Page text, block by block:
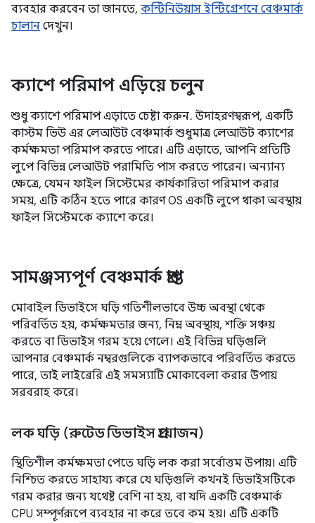
ব্যবহার করবেন তা জানতে, কন্টিনিউয়াস ইন্টিগ্রেশনে বেঞ্চমার্ক
চালান দেখুন।
ক্যাশে পরিমাপ এড়িয়ে চলুন
শুধু ক্যাশে পরিমাপ এড়াতে চেষ্টা করুন. উদাহরণস্বরূপ, একটি
কাস্টম ভিউ এর লেআউট বেঞ্চমার্ক শুধুমাত্র লেআউট ক্যাশের
কর্মক্ষমতা পরিমাপ করতে পারে। এটি এড়াতে, আপনি প্রতিটি
লুপে বিভিন্ন লেআউট পরামিতি পাস করতে পারেন। অন্যান্য
ক্ষেত্রে, যেমন ফাইল সিস্টেমের কার্যকারিতা পরিমাপ করার
সময়, এটি কঠিন হতে পারে কারণ OS একটি লুপে থাকা অবস্থায়
ফাইল সিস্টেমকে ক্যাশে করে।
সামঞ্জস্যপূর্ণ বেঞ্চমার্ক প্রাপ্ত
মোবাইল ডিভাইসে ঘড়ি গতিশীলভাবে উচ্চ অবস্থা থেকে
পরিবর্তিত হয়, কর্মক্ষমতার জন্য, নিম্ন অবস্থায়, শক্তি সঞ্চয়
করতে বা ডিভাইস গরম হয়ে গেলে। এই বিভিন্ন ঘড়িগুলি
আপনার বেঞ্চমার্ক নম্বরগুলিকে ব্যাপকভাবে পরিবর্তিত করতে
পারে, তাই লাইব্রেরি এই সমস্যাটি মোকাবেলা করার উপায়
সরবরাহ করে।
লক ঘড়ি (রুটেড ডিভাইস প্রয়োজন)
স্থিতিশীল কর্মক্ষমতা পেতে ঘড়ি লক করা সর্বোত্তম উপায়। এটি
নিশ্চিত করতে সাহায্য করে যে ঘড়িগুলি কখনই ডিভাইসটিকে
গরম করার জন্য যথেষ্ট বেশি না হয়, বা যদি একটি বেঞ্চমার্ক
CPU সম্পূর্ণরূপে ব্যবহার না করে তবে কম হয়। এটি একটি